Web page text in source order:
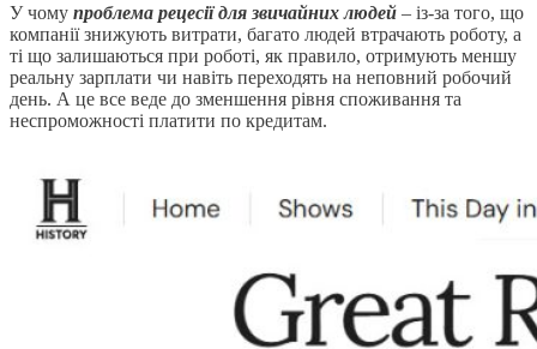
У чому проблема рецесії для звичайних людей – із-за того, що
компанії знижують витрати, багато людей втрачають роботу, а
ті що залишаються при роботі, як правило, отримують меншу
реальну зарплати чи навіть переходять на неповний робочий
день. А це все веде до зменшення рівня споживання та
неспроможності платити по кредитам.